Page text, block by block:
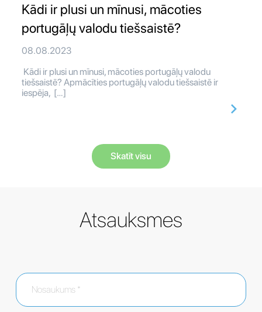
Kādi ir plusi un mīnusi, mācoties
portugāļų valodu tiešsaistē?
08.08.2023
Kādi ir plusi un mīnusi, mācoties portugāļų valodu
tiešsaistē? Apmācīties portugāļų valodu tiešsaistē ir
iespēja, […]
Skatīt visu
Atsauksmes